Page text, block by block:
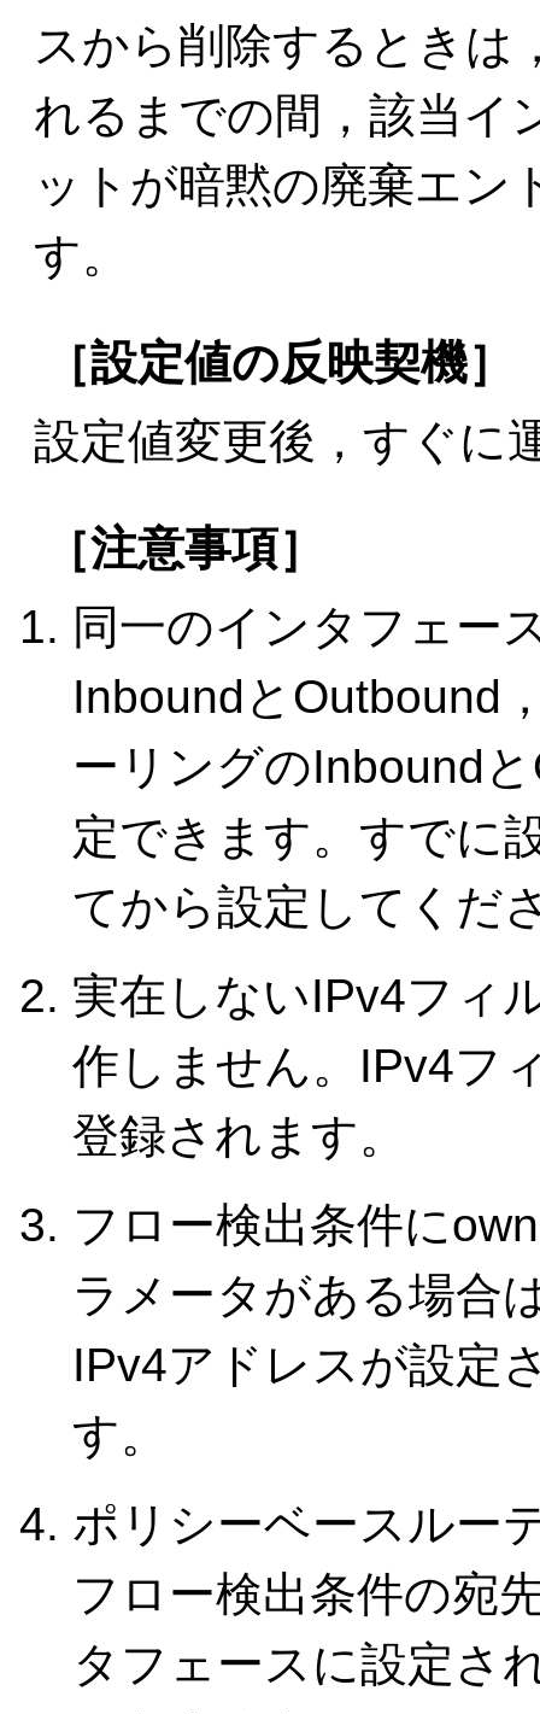
スから削除するときは
れるまでの間，該当イ
ットが暗黙の廃棄エン
す。
［設定値の反映契機］
設定値変更後，すぐに
［注意事項］
同一のインタフェー
InboundとOutbound
ーリングのInbound
定できます。すでに
てから設定してくだ
実在しないIPv4フィ
作しません。IPv4フ
登録されます。
フロー検出条件に
ラメータがある場合
IPv4アドレスが設定
す。
ポリシーベースルー
フロー検出条件の宛
タフェースに設定さ